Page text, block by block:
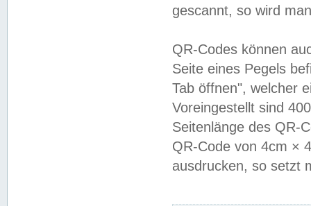
gescannt, so wird
QR-Codes können
Seite eines Pegels
Tab öffnen", welcher
Voreingestellt sind
Seitenlänge des QR-
QR-Code von 4cm ×
ausdrucken, so setzt